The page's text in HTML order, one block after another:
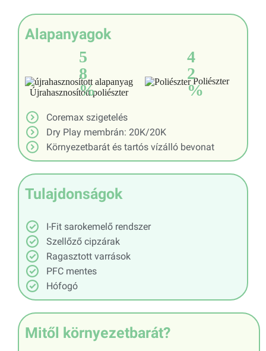
Alapanyagok
5
8
%
Újrahasznosított poliészter
4
2
%
Poliészter
Coremax szigetelés
Dry Play membrán: 20K/20K
Környezetbarát és tartós vízálló bevonat
Tulajdonságok
I-Fit sarokemelő rendszer
Szellőző cipzárak
Ragasztott varrások
PFC mentes
Hófogó
Mitől környezetbarát?